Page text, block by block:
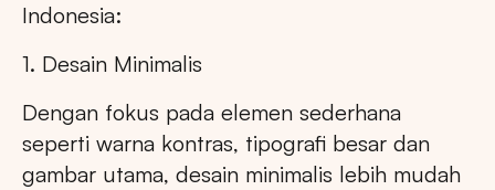
Indonesia:
1. Desain Minimalis
Dengan fokus pada elemen sederhana
seperti warna kontras, tipografi besar dan
gambar utama, desain minimalis lebih mudah